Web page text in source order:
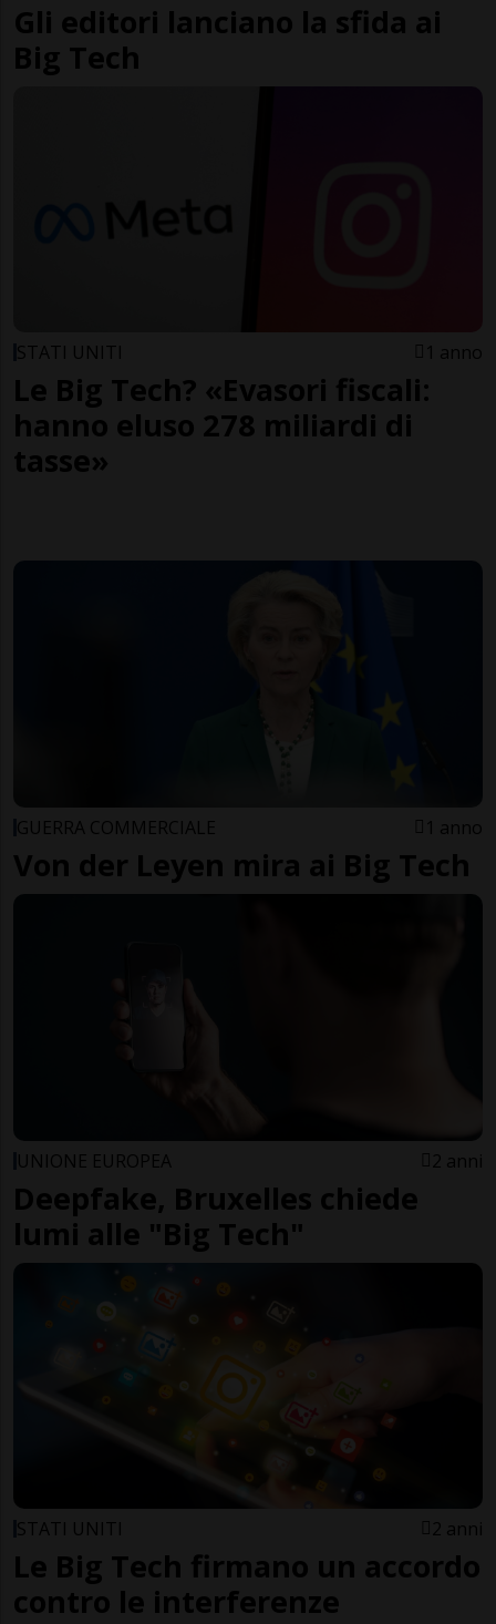
Gli editori lanciano la sfida ai
Big Tech
STATI UNITI 1 anno
Le Big Tech? «Evasori fiscali:
hanno eluso 278 miliardi di
tasse»
GUERRA COMMERCIALE 1 anno
Von der Leyen mira ai Big Tech
UNIONE EUROPEA 2 anni
Deepfake, Bruxelles chiede
lumi alle "Big Tech"
STATI UNITI 2 anni
Le Big Tech firmano un accordo
contro le interferenze